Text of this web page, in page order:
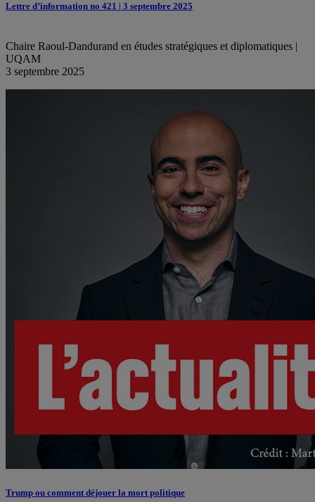
Lettre d’information no 421 | 3 septembre 2025
Chaire Raoul-Dandurand en études stratégiques et diplomatiques |
UQAM
3 septembre 2025
Trump ou comment déjouer la mort politique